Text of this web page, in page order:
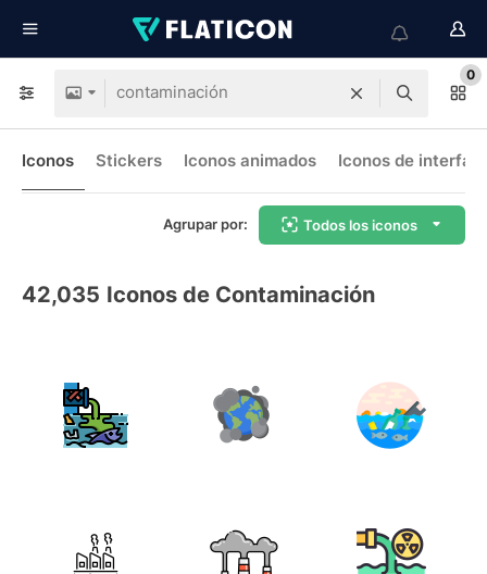
0
Iconos Stickers Iconos animados Iconos de interfaz
Agrupar por: Todos los iconos
42,035 Iconos de Contaminación